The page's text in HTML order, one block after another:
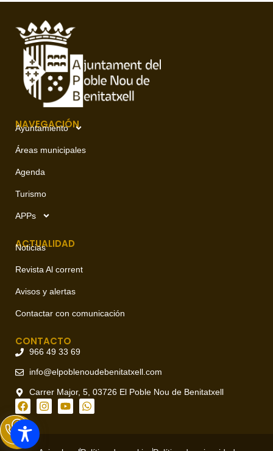
NAVEGACIÓN
Ayuntamiento
Áreas municipales
Agenda
Turismo
APPs
ACTUALIDAD
Noticias
Revista Al corrent
Avisos y alertas
Contactar con comunicación
CONTACTO
966 49 33 69
info@elpoblenoudebenitatxell.com
Carrer Major, 5, 03726 El Poble Nou de Benitatxell